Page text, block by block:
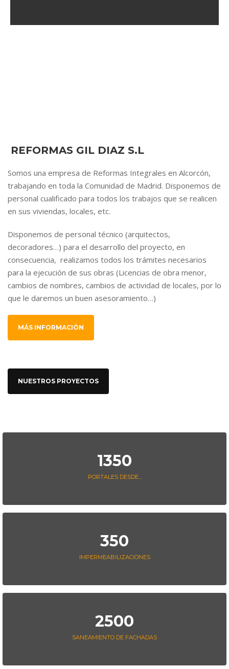
REFORMAS GIL DIAZ S.L
Somos una empresa de Reformas Integrales en Alcorcón,
trabajando en toda la Comunidad de Madrid. Disponemos de
personal cualificado para todos los trabajos que se realicen
en sus viviendas, locales, etc.
Disponemos de personal técnico (arquitectos,
decoradores…) para el desarrollo del proyecto, en
consecuencia, realizamos todos los trámites necesarios
para la ejecución de sus obras (Licencias de obra menor,
cambios de nombres, cambios de actividad de locales, por lo
que le daremos un buen asesoramiento…)
MÁS INFORMACIÓN
NUESTROS PROYECTOS
1350
PORTALES DESDE...
350
IMPERMEABILIZACIONES
2500
SANEAMIENTO DE FACHADAS